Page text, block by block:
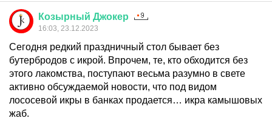
Козырный Джокер
16:03, 23.12.2023
Сегодня редкий праздничный стол бывает без
бутербродов с икрой. Впрочем, те, кто обходится без
этого лакомства, поступают весьма разумно в свете
активно обсуждаемой новости, что под видом
лососевой икры в банках продается… икра камышовых
жаб.